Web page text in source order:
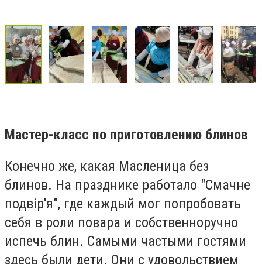
Мастер-класс по приготовлению блинов
Конечно же, какая Масленица без
блинов. На празднике работало "Смачне
подвір'я", где каждый мог попробовать
себя в роли повара и собственноручно
испечь блин. Самыми частыми гостями
здесь были дети. Они с удовольствием